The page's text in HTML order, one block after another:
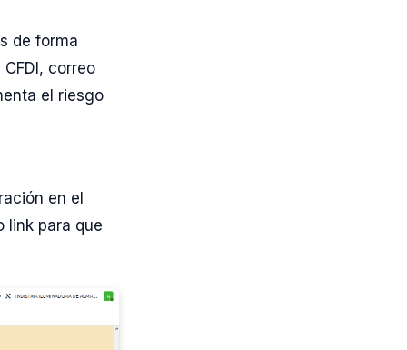
de forma
correo
el riesgo
en el
link para que